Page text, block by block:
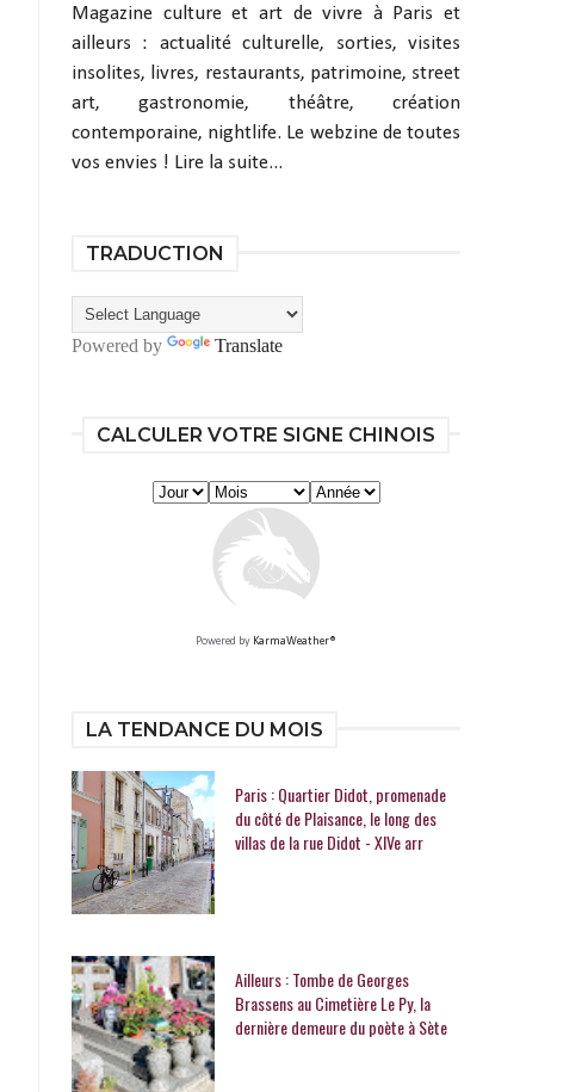
Magazine culture et art de vivre à Paris et
ailleurs : actualité culturelle, sorties, visites
insolites, livres, restaurants, patrimoine, street
art, gastronomie, théâtre, création
contemporaine, nightlife. Le webzine de toutes
vos envies ! Lire la suite...
TRADUCTION
Powered by Translate
CALCULER VOTRE SIGNE CHINOIS
Powered by KarmaWeather®
LA TENDANCE DU MOIS
Paris : Quartier Didot, promenade
du côté de Plaisance, le long des
villas de la rue Didot - XIVe arr
Ailleurs : Tombe de Georges
Brassens au Cimetière Le Py, la
dernière demeure du poète à Sète